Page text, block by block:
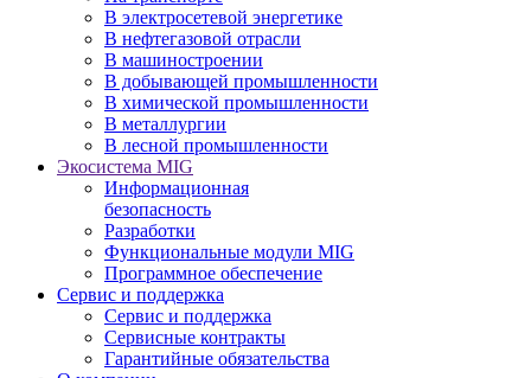
В электросетевой энергетике
В нефтегазовой отрасли
В машиностроении
В добывающей промышленности
В химической промышленности
В металлургии
В лесной промышленности
Экосистема MIG
Информационная
безопасность
Разработки
Функциональные модули MIG
Программное обеспечение
Сервис и поддержка
Сервис и поддержка
Сервисные контракты
Гарантийные обязательства